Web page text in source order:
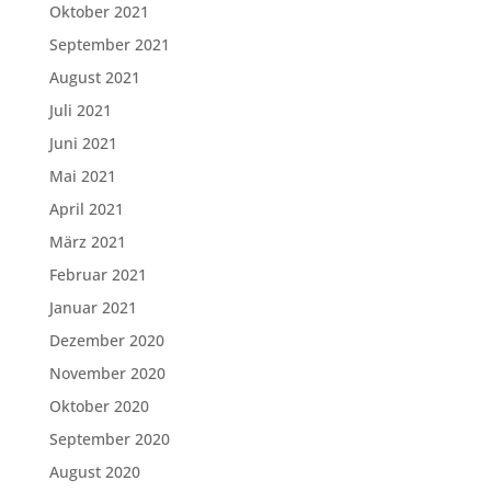
Oktober 2021
September 2021
August 2021
Juli 2021
Juni 2021
Mai 2021
April 2021
März 2021
Februar 2021
Januar 2021
Dezember 2020
November 2020
Oktober 2020
September 2020
August 2020